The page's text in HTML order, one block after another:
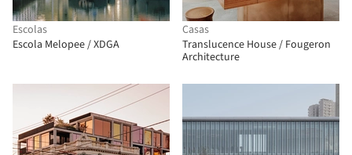
Escolas
Escola Melopee / XDGA
Casas
Translucence House / Fougeron
Architecture